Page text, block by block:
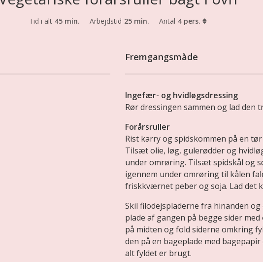
Tid i alt 45 min. Arbejdstid 25 min. Antal 4 pers.
Fremgangsmåde
Ingefær- og hvidløgsdressing
Rør dressingen sammen og lad den
Forårsruller
Rist karry og spidskommen på en
Tilsæt olie, løg, gulerødder og
under omrøring. Tilsæt spidskål og
igennem under omrøring til kålen
friskkværnet peber og soja. Lad det
Skil filodejspladerne fra hinanden
plade af gangen på begge sider
på midten og fold siderne omkring
den på en bageplade med
alt fyldet er brugt.